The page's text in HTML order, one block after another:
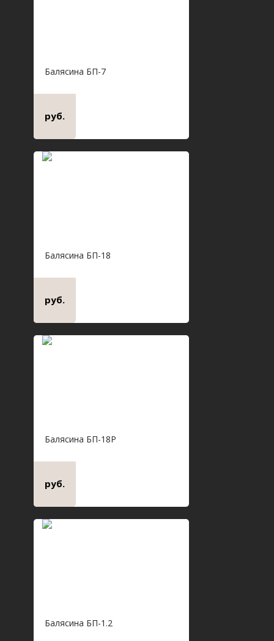
Балясина БП-7
руб.
Балясина БП-18
руб.
Балясина БП-18Р
руб.
Балясина БП-1.2